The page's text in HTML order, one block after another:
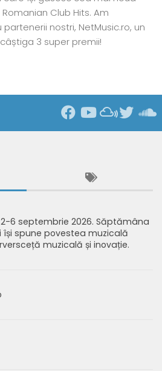
Club Hits. Am
nostri, NetMusic.ro, un
3 super premii!
2-6 septembrie 2026. Săptămâna
își spune povestea muzicală
muzicală și inovație.